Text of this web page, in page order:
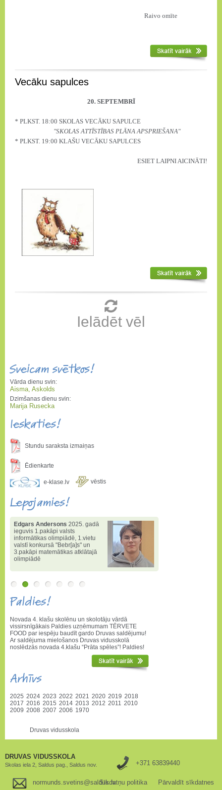
Raivo omīte
Vecāku sapulces
20. SEPTEMBRĪ
* PLKST. 18:00 SKOLAS VECĀKU SAPULCE
"SKOLAS ATTĪSTĪBAS PLĀNA APSPRIEŠANA"
* PLKST. 19:00 KLAŠU VECĀKU SAPULCES
ESIET LAIPNI AICINĀTI!
Ielādēt vēl
Sveicam svētkos!
Vārda dienu svin:
Aisma, Askolds
Dzimšanas dienu svin:
Marija Rusecka
Ieskaties!
Stundu saraksta izmaiņas
Ēdienkarte
e-klase.lv vēstis
Lepojamies!
Edgars Andersons 2025. gadā
ieguvis 1.pakāpi valsts
informātikas olimpiādē, 1.vietu
valstī konkursā "Bebr[a]s" un
3.pakāpi matemātikas atklātajā
olimpiādē
Paldies!
Novada 4. klašu skolēnu un skolotāju vārdā
vissirsnīgākais Paldies uzņēmumam TĒRVETE
FOOD par iespēju baudīt gardo Druvas saldējumu!
Ar saldējuma mielošanos Druvas vidusskolā
noslēdzās novada 4.klašu “Prāta spēles”! Paldies!
Arhīvs
2025 2024 2023 2022 2021 2020 2019 2018
2017 2016 2015 2014 2013 2012 2011 2010
2009 2008 2007 2006 1970
Druvas vidusskola
DRUVAS VIDUSSKOLA
Skolas iela 2, Saldus pag., Saldus nov. +371 63839440
normunds.svetins@saldus.lvSīkdatņu politika Pārvaldīt sīkdatnes